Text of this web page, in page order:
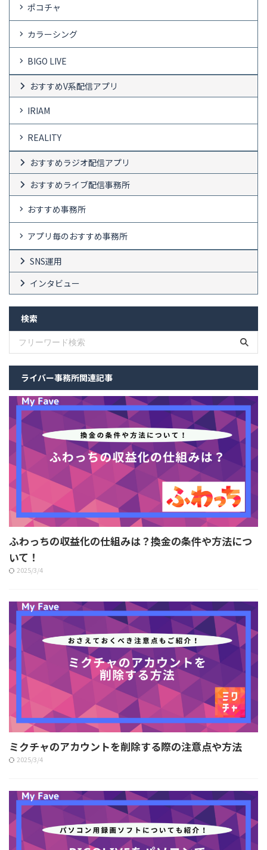
ポコチャ
カラーシング
BIGO LIVE
おすすめV系配信アプリ
IRIAM
REALITY
おすすめラジオ配信アプリ
おすすめライブ配信事務所
おすすめ事務所
アプリ毎のおすすめ事務所
SNS運用
インタビュー
検索
ライバー事務所関連記事
ふわっちの収益化の仕組みは？換金の条件や方法につ
いて！
2025/3/4
ミクチャのアカウントを削除する際の注意点や方法
2025/3/4